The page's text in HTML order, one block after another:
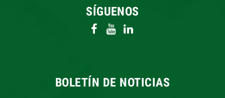
SÍGUENOS
BOLETÍN DE NOTICIAS